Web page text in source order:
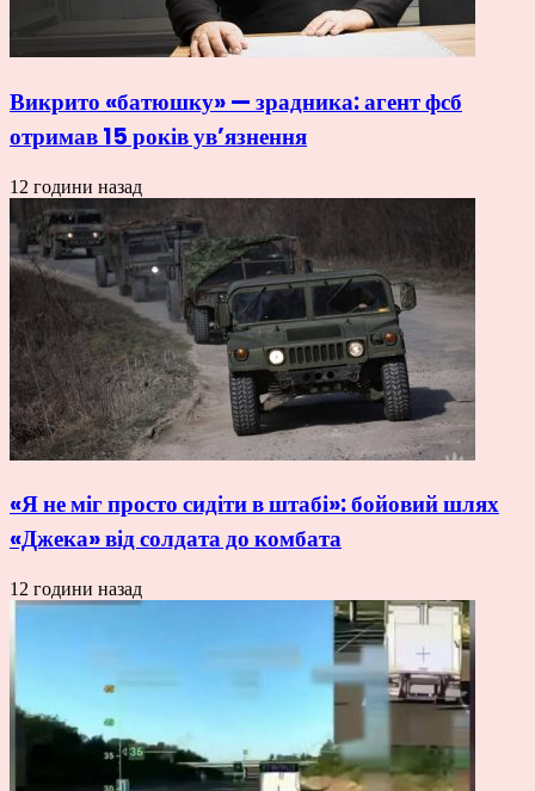
Викрито «батюшку» — зрадника: агент фсб
отримав 15 років ув’язнення
12 години назад
«Я не міг просто сидіти в штабі»: бойовий шлях
«Джека» від солдата до комбата
12 години назад